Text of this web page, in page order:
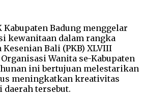
Kabupaten Badung menggelar
kewanitaan dalam rangka
Bali (PKB) XLVIII
Wanita se-Kabupaten
ini bertujuan melestarikan
meningkatkan kreativitas
tersebut.